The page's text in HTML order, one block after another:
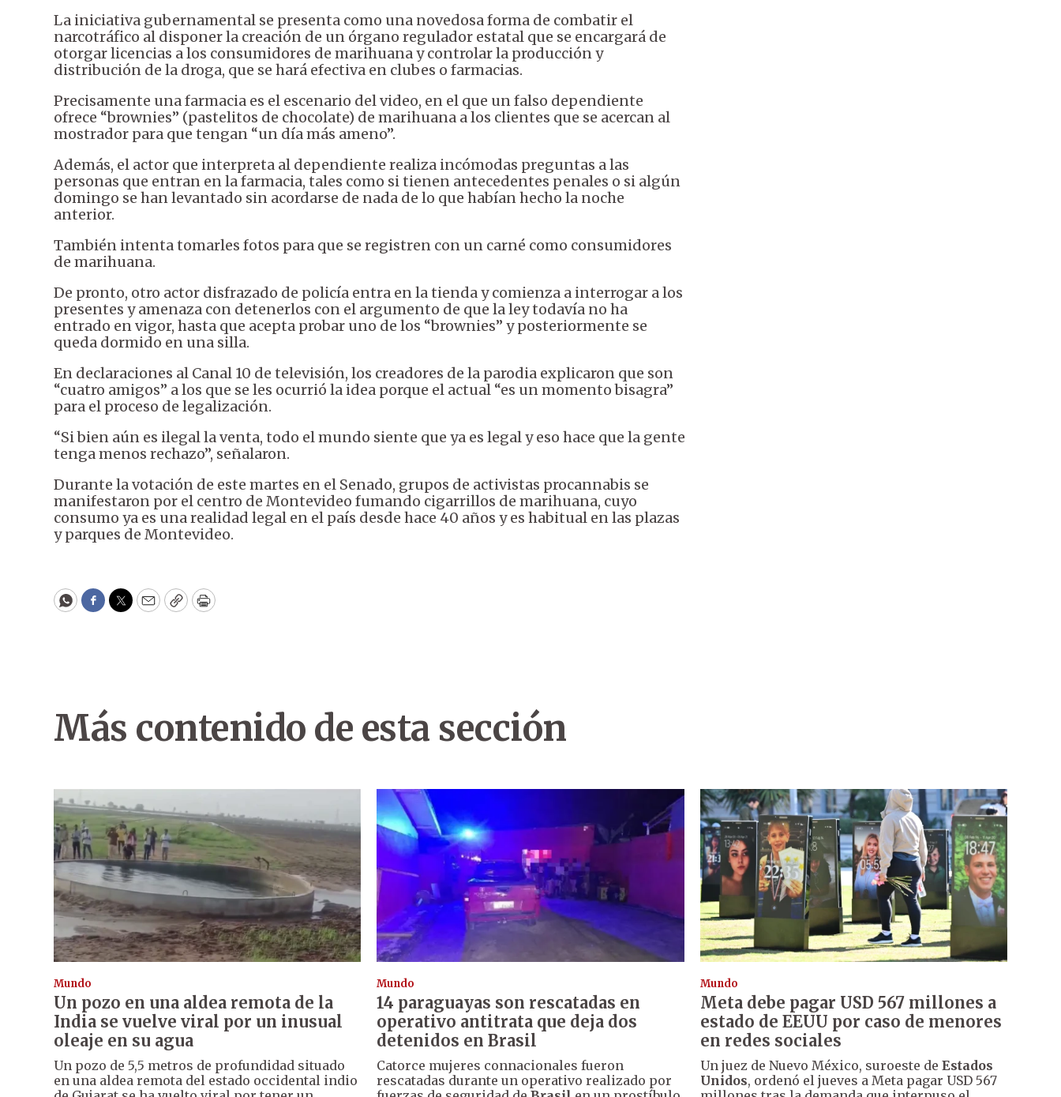
La iniciativa gubernamental se presenta como una novedosa forma de combatir el
narcotráfico al disponer la creación de un órgano regulador estatal que se encargará de
otorgar licencias a los consumidores de marihuana y controlar la producción y
distribución de la droga, que se hará efectiva en clubes o farmacias.
Precisamente una farmacia es el escenario del video, en el que un falso dependiente
ofrece “brownies” (pastelitos de chocolate) de marihuana a los clientes que se acercan al
mostrador para que tengan “un día más ameno”.
Además, el actor que interpreta al dependiente realiza incómodas preguntas a las
personas que entran en la farmacia, tales como si tienen antecedentes penales o si algún
domingo se han levantado sin acordarse de nada de lo que habían hecho la noche
anterior.
También intenta tomarles fotos para que se registren con un carné como consumidores
de marihuana.
De pronto, otro actor disfrazado de policía entra en la tienda y comienza a interrogar a los
presentes y amenaza con detenerlos con el argumento de que la ley todavía no ha
entrado en vigor, hasta que acepta probar uno de los “brownies” y posteriormente se
queda dormido en una silla.
En declaraciones al Canal 10 de televisión, los creadores de la parodia explicaron que son
“cuatro amigos” a los que se les ocurrió la idea porque el actual “es un momento bisagra”
para el proceso de legalización.
“Si bien aún es ilegal la venta, todo el mundo siente que ya es legal y eso hace que la gente
tenga menos rechazo”, señalaron.
Durante la votación de este martes en el Senado, grupos de activistas procannabis se
manifestaron por el centro de Montevideo fumando cigarrillos de marihuana, cuyo
consumo ya es una realidad legal en el país desde hace 40 años y es habitual en las plazas
y parques de Montevideo.
WhatsApp
Facebook
Twitter
EmailCopyPrint
Más contenido de esta sección
Mundo
Un pozo en una aldea remota de la
India se vuelve viral por un inusual
oleaje en su agua
Un pozo de 5,5 metros de profundidad situado
en una aldea remota del estado occidental indio
Mundo
14 paraguayas son rescatadas en
operativo antitrata que deja dos
detenidos en Brasil
Catorce mujeres connacionales fueron
rescatadas durante un operativo realizado por
Mundo
Meta debe pagar USD 567 millones a
estado de EEUU por caso de menores
en redes sociales
Un juez de Nuevo México, suroeste de Estados
Unidos, ordenó el jueves a Meta pagar USD 567